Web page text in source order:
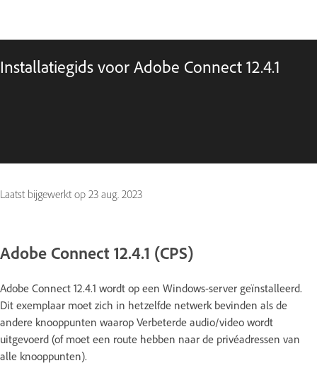
Installatiegids voor Adobe Connect 12.4.1
Laatst bijgewerkt op 23 aug. 2023
Adobe Connect 12.4.1 (CPS)
Adobe Connect 12.4.1 wordt op een Windows-server geïnstalleerd.
Dit exemplaar moet zich in hetzelfde netwerk bevinden als de
andere knooppunten waarop Verbeterde audio/video wordt
uitgevoerd (of moet een route hebben naar de privéadressen van
alle knooppunten).